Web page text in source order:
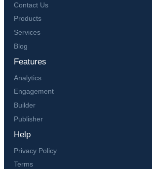
Contact Us
Products
Services
Blog
Features
Analytics
Engagement
Builder
Publisher
Help
Privacy Policy
Terms